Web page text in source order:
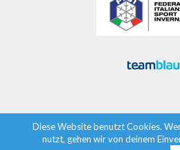
Diese Website benutzt Cookies.
nutzt, gehen wir von deinem